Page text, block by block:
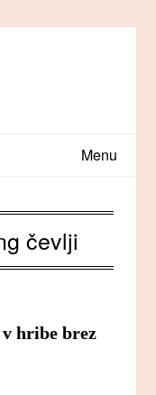
Menu
čevlji
hribe brez